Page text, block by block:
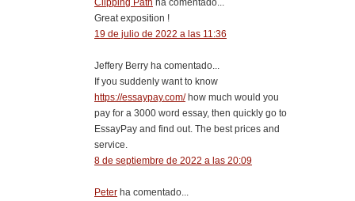
Great exposition !
19 de julio de 2022 a las 11:36
Jeffery Berry ha comentado...
If you suddenly want to know
https://essaypay.com/how much would you
pay for a 3000 word essay, then quickly go to
EssayPay and find out. The best prices and
service.
8 de septiembre de 2022 a las 20:09
Peter ha comentado...